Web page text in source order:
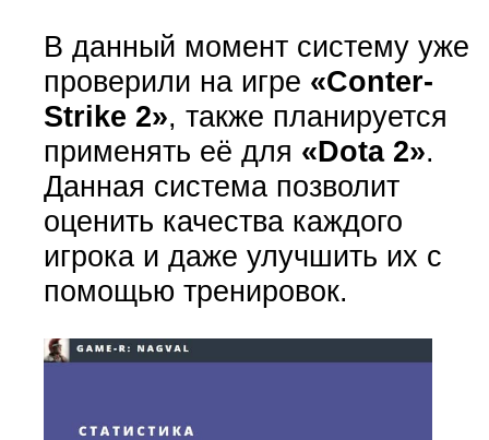
В данный момент систему уже
проверили на игре «Conter-
Strike 2», также планируется
применять её для «Dota 2».
Данная система позволит
оценить качества каждого
игрока и даже улучшить их с
помощью тренировок.